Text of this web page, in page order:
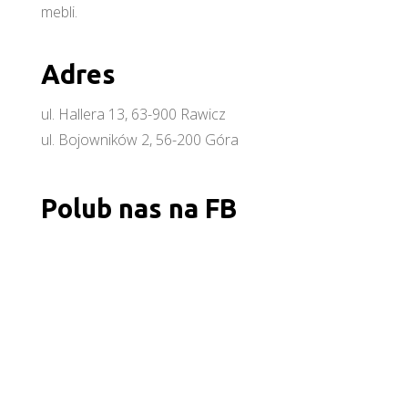
mebli.
Adres
ul. Hallera 13, 63-900 Rawicz
ul. Bojowników 2, 56-200 Góra
Polub nas na FB